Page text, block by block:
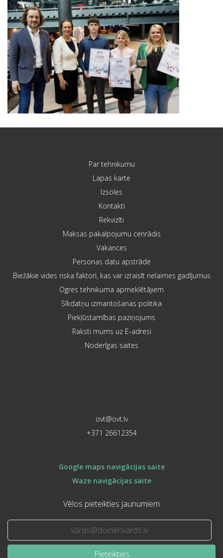
Par tehnikumu
Lapas karte
Izsoles
Kontakti
Rekvizīti
Maksas pakalpojumu cenrādis
Vakances
Personas datu apstrāde
Biežākie vides riska faktori, kas var izraisīt nelaimes gadījumus
Ogres tehnikuma apmeklētājiem
Sīkdatņu izmantošanas politika
Piekļūstamības paziņojums
Raksti mums uz E-adresi
Noderīgas saites
ovt@ovt.lv
+371 26612354
Google maps navigācijas saite
Waze navigācijas saite
Vēlos pieteikties jaunumiem
Pieteikties